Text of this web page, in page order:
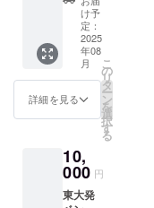
応の秘
ポーツ
トレー
ニング
におけ
る効果
的なア
プロー
成年代
や成長
期特有
の課題
方法：
プロ
ジェク
ト終了
後に
でお送
りいた
の他：
有効期
限後に
新たに
ていた
だく
と、AI
が現在
の姿勢
見える
化と点
しま
す。こ
の評価
で、ご
て】 当
院は自
費診療
のみ
で、保
険は取
り扱っ
回の料
金に
は、施
術1回分
Dyvb3S
より詳
しく全
容理解
(3
分)https
://youtu.
WQ?
si=2wx
zlVTSt
m3QVJ
間購読
＊2025
年8月～
2026年
7月まで
の年間
購読の
費用に
なりま
週『健
康と成
長』へ
の現場
け予
定：
2025
年08
月
詳細を見る
こ
の
リ
タ
ー
ン
を
選
択
す
る
10,
000 円
東大発